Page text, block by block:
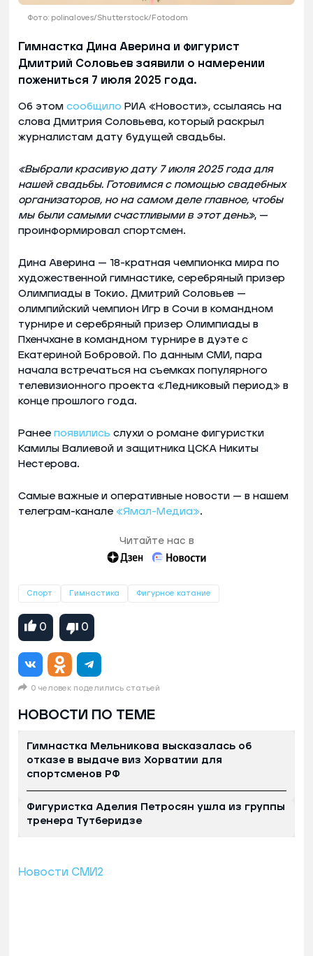
Фото: polinaloves/Shutterstock/Fotodom
Гимнастка Дина Аверина и фигурист
Дмитрий Соловьев заявили о намерении
пожениться 7 июля 2025 года.
Об этом сообщило РИА «Новости», ссылаясь на
слова Дмитрия Соловьева, который раскрыл
журналистам дату будущей свадьбы.
«Выбрали красивую дату 7 июля 2025 года для
нашей свадьбы. Готовимся с помощью свадебных
организаторов, но на самом деле главное, чтобы
мы были самыми счастливыми в этот день», —
проинформировал спортсмен.
Дина Аверина — 18-кратная чемпионка мира по
художественной гимнастике, серебряный призер
Олимпиады в Токио. Дмитрий Соловьев —
олимпийский чемпион Игр в Сочи в командном
турнире и серебряный призер Олимпиады в
Пхенчхане в командном турнире в дуэте с
Екатериной Бобровой. По данным СМИ, пара
начала встречаться на съемках популярного
телевизионного проекта «Ледниковый период» в
конце прошлого года.
Ранее появились слухи о романе фигуристки
Камилы Валиевой и защитника ЦСКА Никиты
Нестерова.
Самые важные и оперативные новости — в нашем
телеграм-канале «Ямал-Медиа».
Читайте нас в
Спорт Гимнастика Фигурное катание
0 0
0 человек поделились статьей
НОВОСТИ ПО ТЕМЕ
Гимнастка Мельникова высказалась об
отказе в выдаче виз Хорватии для
спортсменов РФ
Фигуристка Аделия Петросян ушла из группы
тренера Тутберидзе
Новости СМИ2